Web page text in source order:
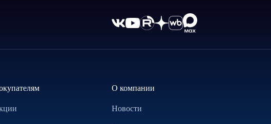
О компании
Новости